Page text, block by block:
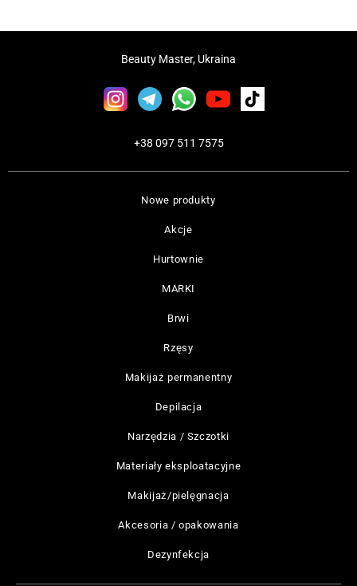
Nowe produkty
Akcje
Hurtownie
MARKI
Brwi
Rzęsy
Makijaż permanentny
Depilacja
Narzędzia / Szczotki
Materiały eksploatacyjne
Makijaż/pielęgnacja
Akcesoria / opakowania
Dezynfekcja
Beauty Master, Ukraina
+38 097 511 7575